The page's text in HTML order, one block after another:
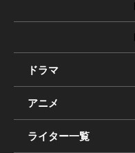
ドラマ
アニメ
ライター一覧